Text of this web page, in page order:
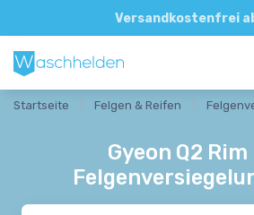
Versandkostenfrei
Direkte und persönliche
Startseite Felgen & Reifen
Gyeon Q2 Rim